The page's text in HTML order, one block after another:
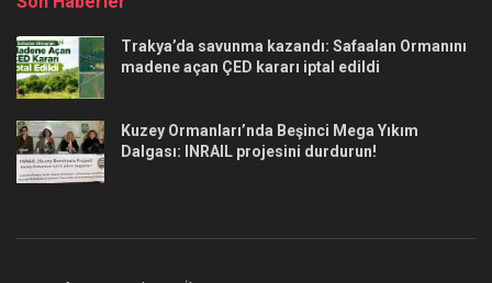
Trakya’da savunma kazandı: Safaalan Ormanını
madene açan ÇED kararı iptal edildi
Kuzey Ormanları’nda Beşinci Mega Yıkım
Dalgası: INRAIL projesini durdurun!